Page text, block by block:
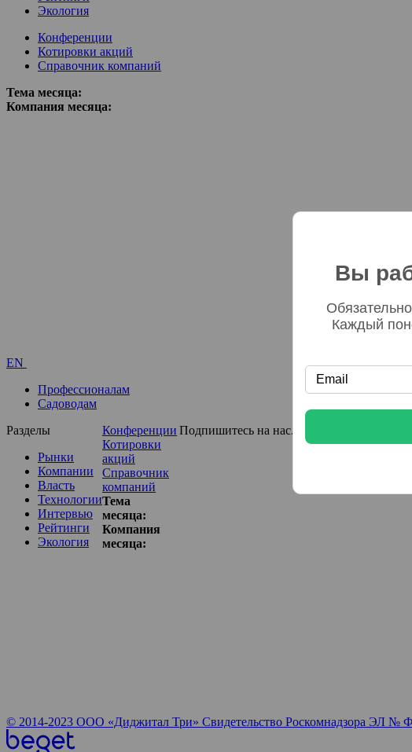
Экология
Конференции
Котировки акций
Справочник компаний
Тема месяца:
Компания месяца:
EN
Профессионалам
Садоводам
Разделы
Рынки
Компании
Власть
Технологии
Интервью
Рейтинги
Экология
Конференции
Котировки
акций
Справочник
компаний
Тема
месяца:
Компания
месяца:
Подпишитесь на нас...
© 2014-2023 ООО «Диджитал Три» Свидетельство Роскомнадзора ЭЛ №
Вы
Каждый